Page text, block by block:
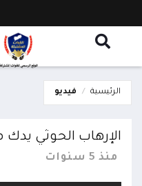
الرئيسية فيديو
الإرهاب الحوثي
منذ 5 سنوات